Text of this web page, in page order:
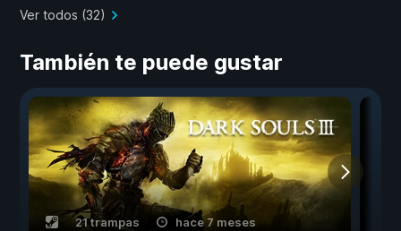
Ver todos (32)
También te puede gustar
21 trampas hace 7 meses